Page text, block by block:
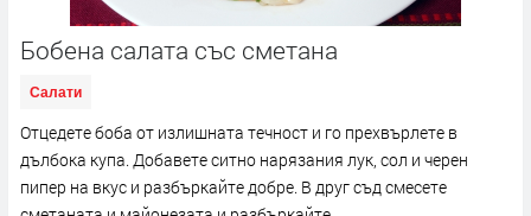
Бобена салата със сметана
Салати
Отцедете боба от излишната течност и го прехвърлете в
дълбока купа. Добавете ситно нарязания лук, сол и черен
пипер на вкус и разбъркайте добре. В друг съд смесете